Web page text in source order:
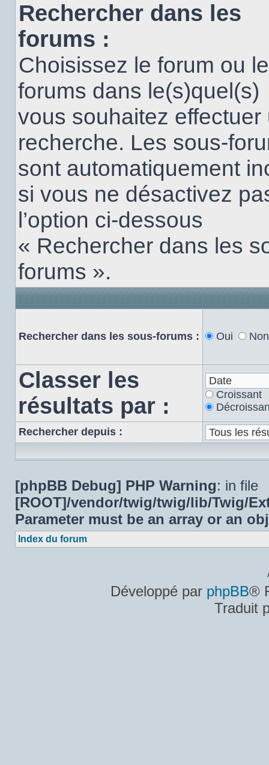
Rechercher dans les
forums :
Choisissez le forum ou
forums dans le(s)quel(s)
vous souhaitez effectuer
recherche. Les sous-
sont automatiquement
si vous ne désactivez
l’option ci-dessous
« Rechercher dans les
forums ».
Rechercher dans les sous-forums : Oui Non
Classer les
résultats par :
Croissant
Rechercher depuis :
[phpBB Debug] PHP Warning: in file
[ROOT]/vendor/twig/twig/lib/Twig/
Parameter must be an array or an
Index du forum
Développé par phpBB®
Traduit